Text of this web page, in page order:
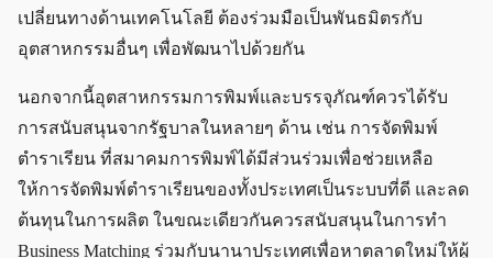
เปลี่ยนทางด้านเทคโนโลยี ต้องร่วมมือเป็นพันธมิตรกับ
อุตสาหกรรมอื่นๆ เพื่อพัฒนาไปด้วยกัน
นอกจากนี้อุตสาหกรรมการพิมพ์และบรรจุภัณฑ์ควรได้รับ
การสนับสนุนจากรัฐบาลในหลายๆ ด้าน เช่น การจัดพิมพ์
ตำราเรียน ที่สมาคมการพิมพ์ได้มีส่วนร่วมเพื่อช่วยเหลือ
ให้การจัดพิมพ์ตำราเรียนของทั้งประเทศเป็นระบบที่ดี และลด
ต้นทุนในการผลิต ในขณะเดียวกันควรสนับสนุนในการทำ
Business Matching ร่วมกับนานาประเทศเพื่อหาตลาดใหม่ให้ผู้